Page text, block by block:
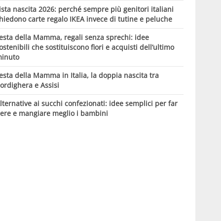
nascita 2026: perché sempre più genitori italiani
carte regalo IKEA invece di tutine e peluche
della Mamma, regali senza sprechi: idee
che sostituiscono fiori e acquisti dell’ultimo
della Mamma in Italia, la doppia nascita tra
e Assisi
ai succhi confezionati: idee semplici per far
e mangiare meglio i bambini